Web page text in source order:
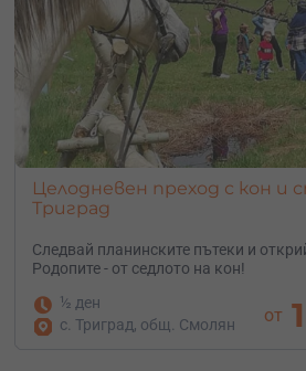
Целодневен преход с кон и
Триград
Следвай планинските пътеки и
Родопите - от седлото на кон!
½ ден
с. Триград, общ. Смолян
от